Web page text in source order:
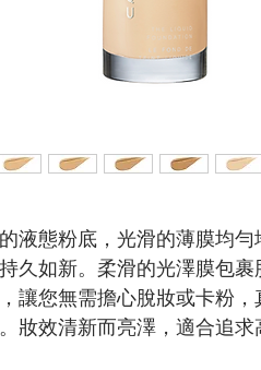
液態粉底，光滑的薄膜均
久如新。柔滑的光澤膜包
讓您無需擔心脫妝或卡粉
妝效清新而亮澤，適合追求